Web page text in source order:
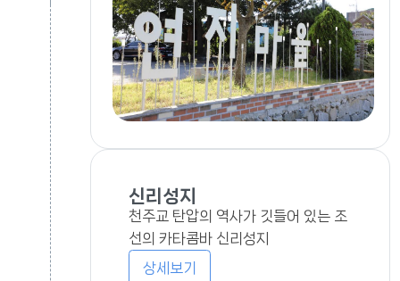
신리성지
천주교 탄압의 역사가 깃들어 있는 조
선의 카타콤바 신리성지
상세보기